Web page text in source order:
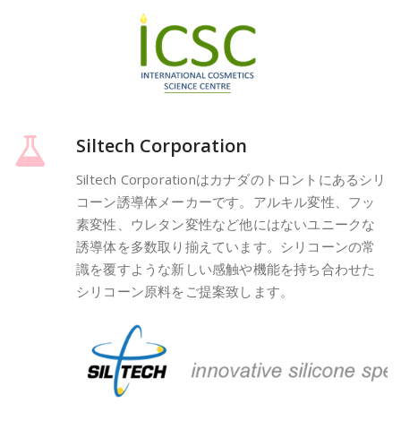
Siltech Corporation
Siltech Corporationはカナダのトロントにあるシリ
コーン誘導体メーカーです。アルキル変性、フッ
素変性、ウレタン変性など他にはないユニークな
誘導体を多数取り揃えています。シリコーンの常
識を覆すような新しい感触や機能を持ち合わせた
シリコーン原料をご提案致します。